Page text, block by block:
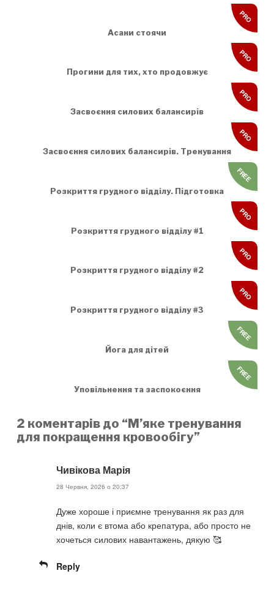
Асани стоячи
PRO
Прогини для тих, хто продовжує
PRO
Засвоєння силових балансирів
PRO
Засвоєння силових балансирів. Тренування
PRO
Розкриття грудного відділу. Підготовка
FREE
Розкриття грудного відділу #1
PRO
Розкриття грудного відділу #2
PRO
Розкриття грудного відділу #3
PRO
Йога для дітей
FREE
Уповільнення та заспокоєння
FREE
2 коментарів до “М’яке тренування
для покращення кровообігу”
Чивікова Марія
28 Червня, 2026 о 20:37
Дуже хороше і приємне тренування як раз для
днів, коли є втома або крепатура, або просто не
хочеться силових навантажень, дякую 🥰
Reply